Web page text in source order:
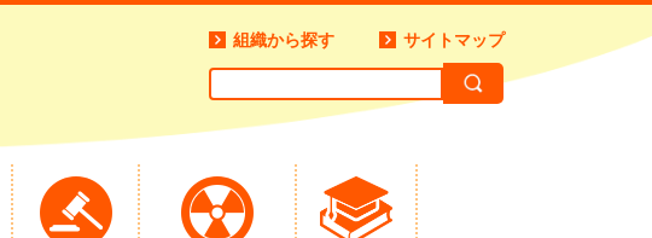
組織から探す サイトマップ